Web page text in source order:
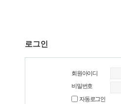
로그인
회원아이디
비밀번호
자동로그인